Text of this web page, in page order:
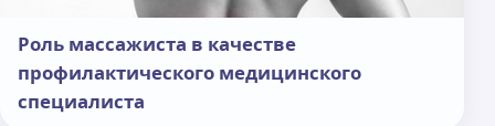
Роль массажиста в качестве
профилактического медицинского
специалиста